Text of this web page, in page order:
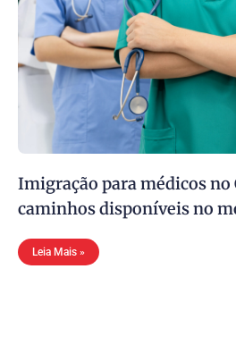
Imigração para médicos no
caminhos disponíveis no
Leia Mais »